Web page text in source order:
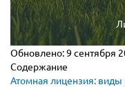
Обновлено:9 сентября
Содержание
Атомная лицензия: виды